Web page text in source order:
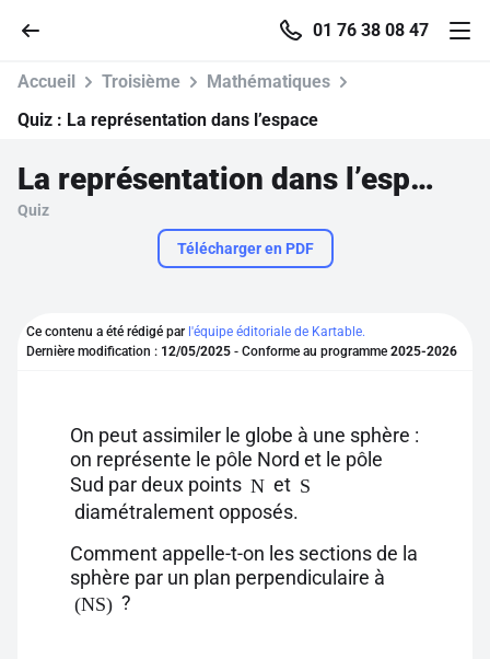
01 76 38 08 47
Accueil
Se connecter
S'inscrire gratuitement
Pour profiter de 10 contenus offerts.
Accueil Troisième
Mathématiques
Quiz : La représentation dans l’espace
La représentation dans l’espace
Quiz
Télécharger en PDF
Ce contenu a été rédigé par l'équipe éditoriale de Kartable.
Dernière modification : 12/05/2025 - Conforme au programme 2025-2026
On peut assimiler le globe à une sphère :
on représente le pôle Nord et le pôle
Sud par deux points N et S
diamétralement opposés.
Comment appelle-t-on les sections de la
sphère par un plan perpendiculaire à
(NS) ?